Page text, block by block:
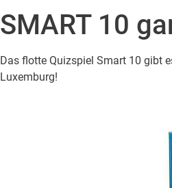
SMART 10
Das flotte Quizspiel Smart 10 gibt
Luxemburg!